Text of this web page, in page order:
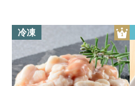
冷凍